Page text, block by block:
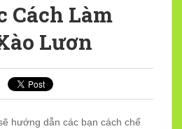
Cách Làm
Lươn
hướng dẫn các bạn cách chế